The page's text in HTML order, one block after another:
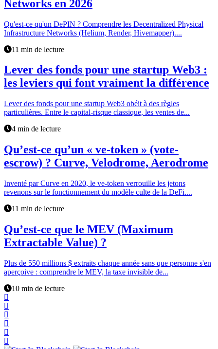
Networks en 2026
Qu'est-ce qu'un DePIN ? Comprendre les Decentralized Physical
Infrastructure Networks (Helium, Render, Hivemapper)....
11 min de lecture
Lever des fonds pour une startup Web3 :
les leviers qui font vraiment la différence
Lever des fonds pour une startup Web3 obéit à des règles
particulières. Entre le capital-risque classique, les ventes de...
4 min de lecture
Qu’est-ce qu’un « ve-token » (vote-
escrow) ? Curve, Velodrome, Aerodrome
Inventé par Curve en 2020, le ve-token verrouille les jetons
revenons sur le fonctionnement du modèle culte de la DeFi....
11 min de lecture
Qu’est-ce que le MEV (Maximum
Extractable Value) ?
Plus de 550 millions $ extraits chaque année sans que personne s'en
aperçoive : comprendre le MEV, la taxe invisible de...
10 min de lecture